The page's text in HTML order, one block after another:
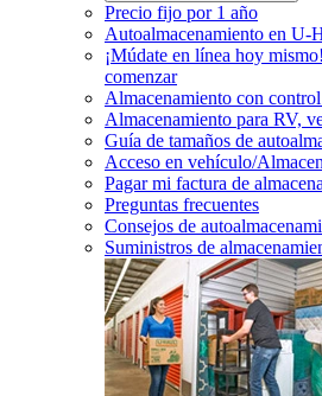
Precio fijo por 1 año
Autoalmacenamiento en U-
¡Múdate en línea hoy mismo!
comenzar
Almacenamiento con
Almacenamiento para RV,
Guía de tamaños de
Acceso en vehículo/
Pagar mi factura de
Preguntas frecuentes
Consejos de
Suministros de